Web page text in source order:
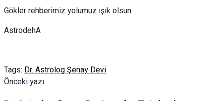
Gökler rehberimiz yolumuz ışık olsun.
AstrodehA
Tags: Dr. Astrolog Şenay Devi
Önceki yazı